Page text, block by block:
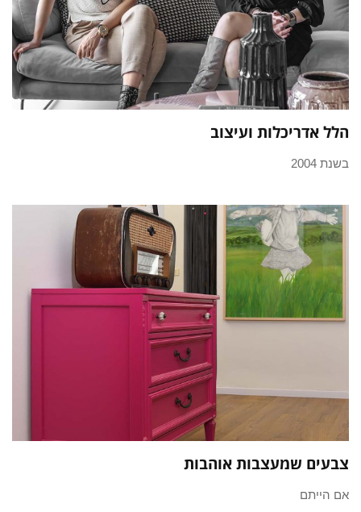
הלל אדריכלות ועיצוב
בשנת 2004
צבעים שמעצבות אוהבות
אם הייתם